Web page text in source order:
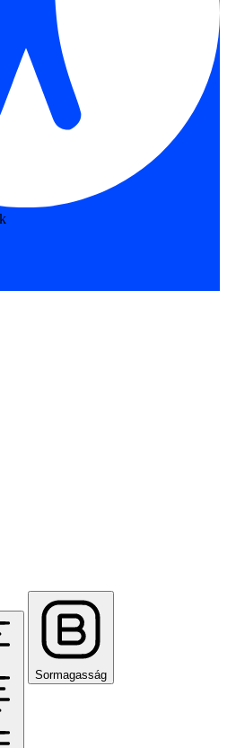
Sormagasság